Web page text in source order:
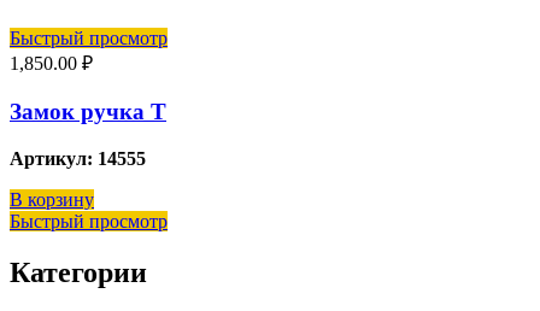
Быстрый просмотр
1,850.00 ₽
Замок ручка Т
Артикул: 14555
В корзину
Быстрый просмотр
Категории